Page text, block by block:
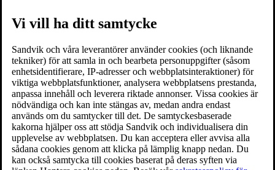
Vi vill ha ditt samtycke
Sandvik och våra leverantörer använder cookies (och liknande
tekniker) för att samla in och bearbeta personuppgifter (såsom
enhetsidentifierare, IP-adresser och webbplatsinteraktioner) för
viktiga webbplatsfunktioner, analysera webbplatsens prestanda,
anpassa innehåll och leverera riktade annonser. Vissa cookies är
nödvändiga och kan inte stängas av, medan andra endast
används om du samtycker till det. De samtyckesbaserade
kakorna hjälper oss att stödja Sandvik och individualisera din
upplevelse av webbplatsen. Du kan acceptera eller avvisa alla
sådana cookies genom att klicka på lämplig knapp nedan. Du
kan också samtycka till cookies baserat på deras syften via